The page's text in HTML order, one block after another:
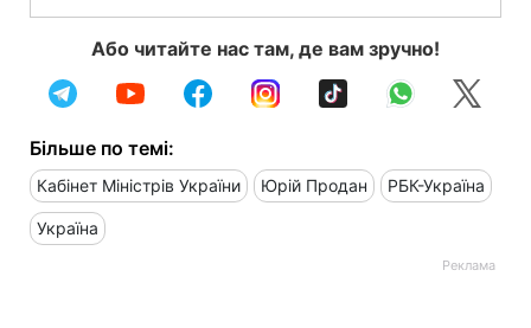
Або читайте нас там, де вам зручно!
Більше по темі:
Кабінет Міністрів України Юрій Продан РБК-Україна
Україна